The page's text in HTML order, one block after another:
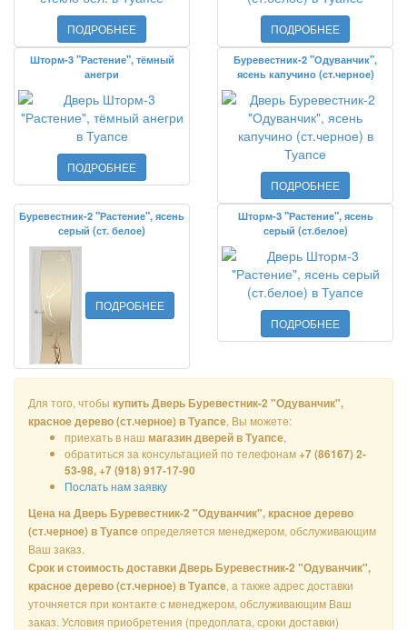
ПОДРОБНЕЕ ПОДРОБНЕЕ
Шторм-3 "Растение", тёмный
анегри
ПОДРОБНЕЕ
Буревестник-2 "Одуванчик",
ясень капучино (ст.черное)
ПОДРОБНЕЕ
Буревестник-2 "Растение", ясень
серый (ст. белое)
ПОДРОБНЕЕ
Шторм-3 "Растение", ясень
серый (ст.белое)
ПОДРОБНЕЕ
Для того, чтобы купить Дверь Буревестник-2 "Одуванчик",
красное дерево (ст.черное) в Туапсе, Вы можете:
приехать в наш магазин дверей в Туапсе,
обратиться за консультацией по телефонам+7 (86167) 2-
53-98, +7 (918) 917-17-90
Послать нам заявку
Цена на Дверь Буревестник-2 "Одуванчик", красное дерево
(ст.черное) в Туапсеопределяется менеджером, обслуживающим
Ваш заказ.
Срок и стоимость доставки Дверь Буревестник-2 "Одуванчик",
красное дерево (ст.черное) в Туапсе, а также адрес доставки
уточняется при контакте с менеджером, обслуживающим Ваш
заказ. Условия приобретения (предоплата, сроки доставки)